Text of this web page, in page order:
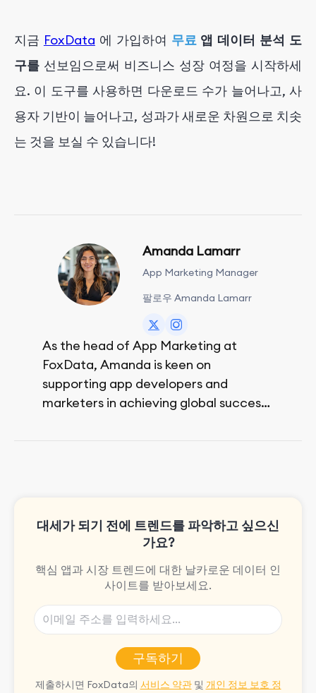
지금 FoxData 에 가입하여 무료 앱 데이터 분석 도
구를 선보임으로써 비즈니스 성장 여정을 시작하세
요. 이 도구를 사용하면 다운로드 수가 늘어나고, 사
용자 기반이 늘어나고, 성과가 새로운 차원으로 치솟
는 것을 보실 수 있습니다!
Amanda Lamarr
App Marketing Manager
팔로우 Amanda Lamarr
As the head of App Marketing at
FoxData, Amanda is keen on
supporting app developers and
marketers in achieving global success,
대세가 되기 전에 트렌드를 파악하고 싶으신
가요?
핵심 앱과 시장 트렌드에 대한 날카로운 데이터 인
사이트를 받아보세요.
구독하기
제출하시면 FoxData의 서비스 약관및 개인 정보 보호 정